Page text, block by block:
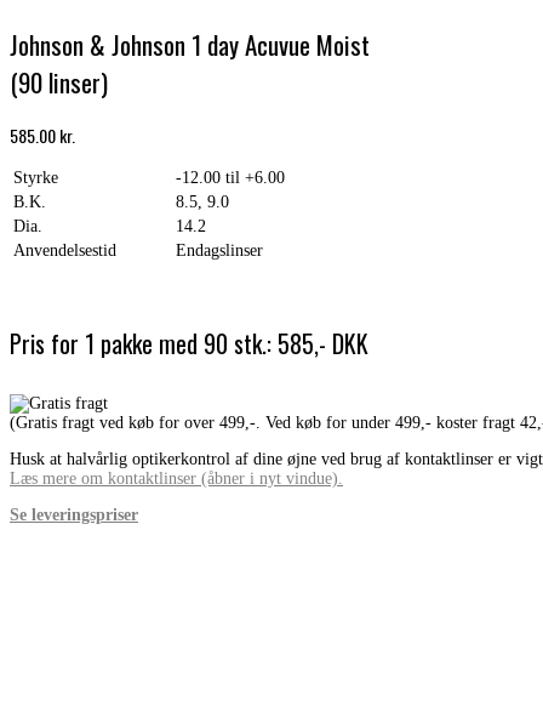
Johnson & Johnson 1 day Acuvue Moist
(90 linser)
585.00kr.
Styrke
-12.00 til +6.00
B.K.
8.5, 9.0
Dia.
14.2
Anvendelsestid
Endagslinser
Pris for 1 pakke med 90 stk.: 585,- DKK
(Gratis fragt ved køb for over 499,-. Ved køb for under 499,- koster fragt
Husk at halvårlig optikerkontrol af dine øjne ved brug af kontaktlinser er
Læs mere om kontaktlinser (åbner i nyt vindue).
Se leveringspriser